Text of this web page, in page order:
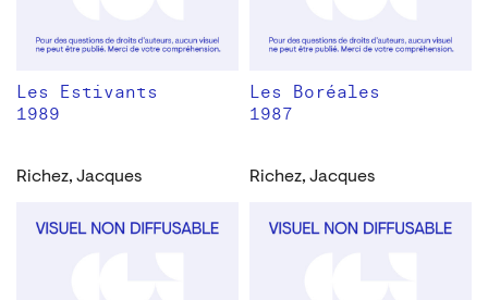
Les Estivants
1989
Les Boréales
1987
Richez, Jacques Richez, Jacques